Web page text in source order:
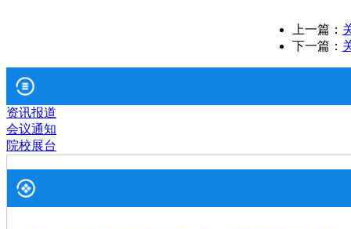
上一篇：
下一篇：
资讯报道
会议通知
院校展台